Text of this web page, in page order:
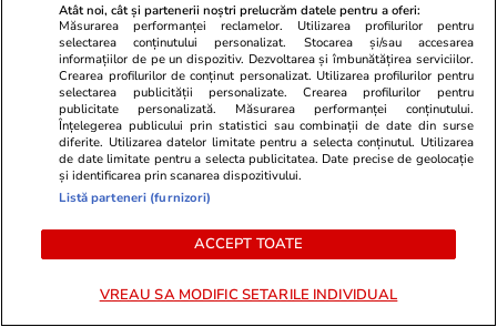
Vacanțe și Cultură 24 iul. Horoscop
Atât noi, cât și partenerii noștri prelucrăm datele pentru a oferi:
Măsurarea performanței reclamelor. Utilizarea profilurilor pentru
selectarea conținutului personalizat. Stocarea și/sau accesarea
informațiilor de pe un dispozitiv. Dezvoltarea și îmbunătățirea serviciilor.
Crearea profilurilor de conținut personalizat. Utilizarea profilurilor pentru
selectarea publicității personalizate. Crearea profilurilor pentru
publicitate personalizată. Măsurarea performanței conținutului.
Înțelegerea publicului prin statistici sau combinații de date din surse
diferite. Utilizarea datelor limitate pentru a selecta conținutul. Utilizarea
de date limitate pentru a selecta publicitatea. Date precise de geolocație
și identificarea prin scanarea dispozitivului.
Listă parteneri (furnizori)
ACCEPT TOATE
VREAU SA MODIFIC SETARILE INDIVIDUAL